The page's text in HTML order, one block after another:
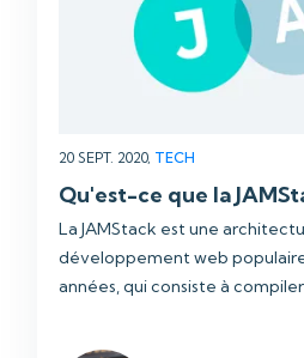
20 SEPT. 2020, TECH
Qu'est-ce que la
La JAMStack est une
développement web
années, qui consiste à